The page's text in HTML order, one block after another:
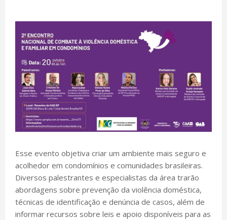
Esse evento objetiva criar um ambiente mais seguro e
acolhedor em condomínios e comunidades brasileiras.
Diversos palestrantes e especialistas da área trarão
abordagens sobre prevenção da violência doméstica,
técnicas de identificação e denúncia de casos, além de
informar recursos sobre leis e apoio disponíveis para as